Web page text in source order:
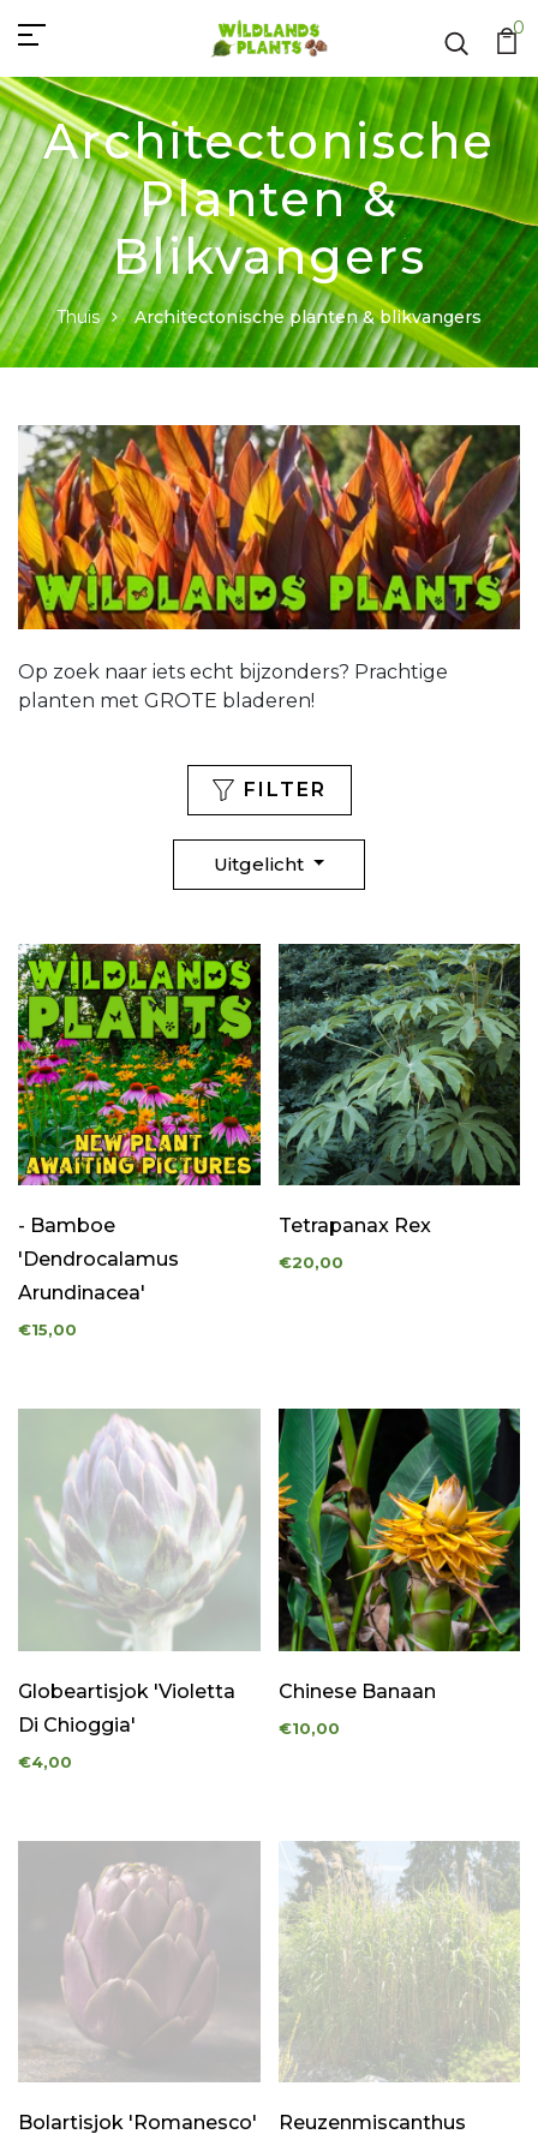
0
Architectonische
Planten &
Blikvangers
Thuis Architectonische planten & blikvangers
Op zoek naar iets echt bijzonders? Prachtige
planten met GROTE bladeren!
FILTER
Uitgelicht
- Bamboe
'Dendrocalamus
Arundinacea'
€15,00
Tetrapanax Rex
€20,00
Globeartisjok 'Violetta
Di Chioggia'
€4,00
Chinese Banaan
€10,00
Bolartisjok 'Romanesco' Reuzenmiscanthus